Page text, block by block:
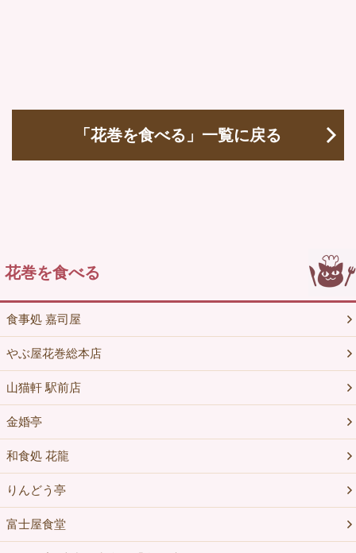
「花巻を食べる」一覧に戻る
花巻を食べる
食事処 嘉司屋
やぶ屋花巻総本店
山猫軒 駅前店
金婚亭
和食処 花龍
りんどう亭
富士屋食堂